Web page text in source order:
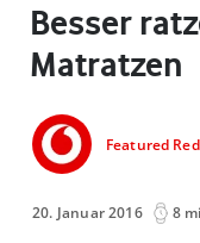
Besser
Matratzen
Featured
20. Januar 2016 8